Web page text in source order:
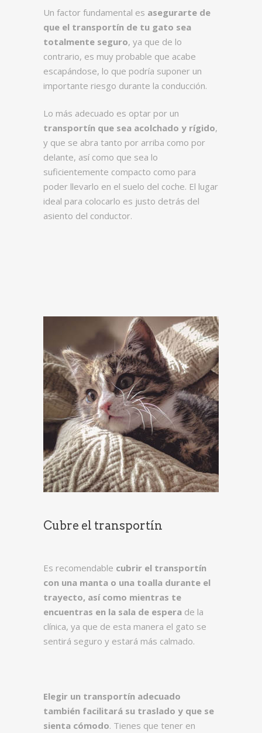
Un factor fundamental es asegurarte de
que el transportín de tu gato sea
totalmente seguro, ya que de lo
contrario, es muy probable que acabe
escapándose, lo que podría suponer un
importante riesgo durante la conducción.
Lo más adecuado es optar por un
transportín que sea acolchado y rígido,
y que se abra tanto por arriba como por
delante, así como que sea lo
suficientemente compacto como para
poder llevarlo en el suelo del coche. El lugar
ideal para colocarlo es justo detrás del
asiento del conductor.
Cubre el transportín
Es recomendable cubrir el transportín
con una manta o una toalla durante el
trayecto, así como mientras te
encuentras en la sala de espera de la
clínica, ya que de esta manera el gato se
sentirá seguro y estará más calmado.
Elegir un transportín adecuado
también facilitará su traslado y que se
sienta cómodo. Tienes que tener en